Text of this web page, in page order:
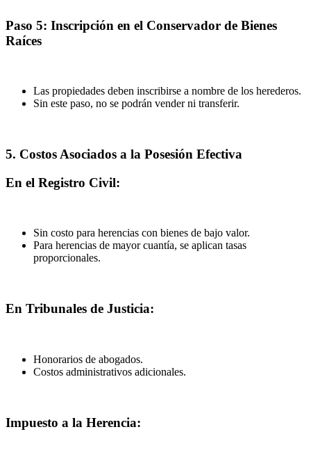
Paso 5: Inscripción en el Conservador de Bienes
Raíces
Las propiedades deben inscribirse a nombre de los herederos.
Sin este paso, no se podrán vender ni transferir.
5. Costos Asociados a la Posesión Efectiva
En el Registro Civil:
Sin costo para herencias con bienes de bajo valor.
Para herencias de mayor cuantía, se aplican tasas
proporcionales.
En Tribunales de Justicia:
Honorarios de abogados.
Costos administrativos adicionales.
Impuesto a la Herencia: